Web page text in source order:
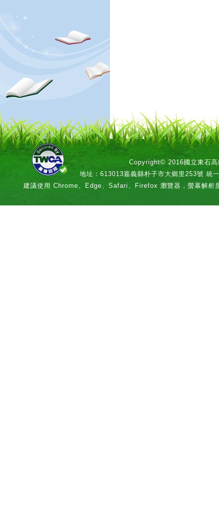
Copyright© 2016國立東石高
地址：613013嘉義縣朴子市大鄉里253號 統
建議使用 Chrome、Edge、Safari、Firefox 瀏覽器，螢幕解